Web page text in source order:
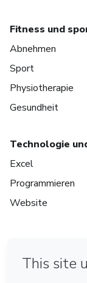
Fitness und
Abnehmen
Sport
Physiotherapie
Gesundheit
Technologie
Excel
Programmieren
Website
Made with❤ in